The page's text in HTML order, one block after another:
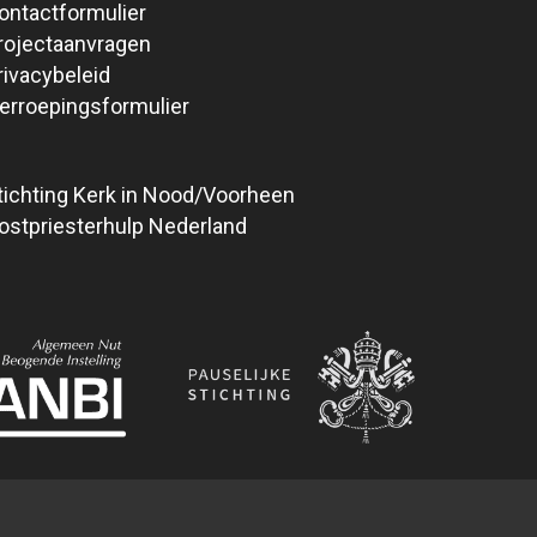
Kerk in Nood/Voorheen
Nederland